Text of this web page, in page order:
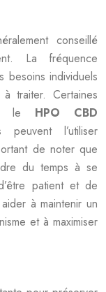
conseillé
La fréquence
besoins individuels
traiter. Certaines
le HPO CBD
peuvent l’utiliser
de noter que
du temps à se
patient et de
à maintenir un
et à maximiser